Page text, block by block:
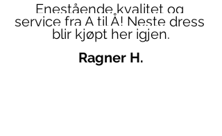
Enestående kvalitet og
service fra A til Å! Neste dress
blir kjøpt her igjen.
Ragner H.